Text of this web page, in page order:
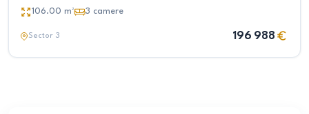
106.00 m² 3 camere
Sector 3 196 988